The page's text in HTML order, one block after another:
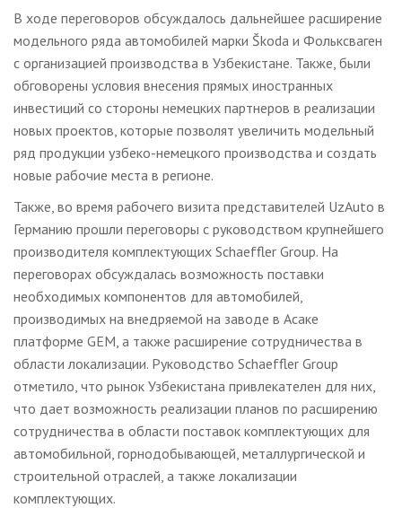
В ходе переговоров обсуждалось дальнейшее расширение
модельного ряда автомобилей марки Škoda и Фольксваген
с организацией производства в Узбекистане. Также, были
обговорены условия внесения прямых иностранных
инвестиций со стороны немецких партнеров в реализации
новых проектов, которые позволят увеличить модельный
ряд продукции узбеко-немецкого производства и создать
новые рабочие места в регионе.
Также, во время рабочего визита представителей UzAuto в
Германию прошли переговоры с руководством крупнейшего
производителя комплектующих Schaeffler Group. На
переговорах обсуждалась возможность поставки
необходимых компонентов для автомобилей,
производимых на внедряемой на заводе в Асаке
платформе GEM, а также расширение сотрудничества в
области локализации. Руководство Schaeffler Group
отметило, что рынок Узбекистана привлекателен для них,
что дает возможность реализации планов по расширению
сотрудничества в области поставок комплектующих для
автомобильной, горнодобывающей, металлургической и
строительной отраслей, а также локализации
комплектующих.